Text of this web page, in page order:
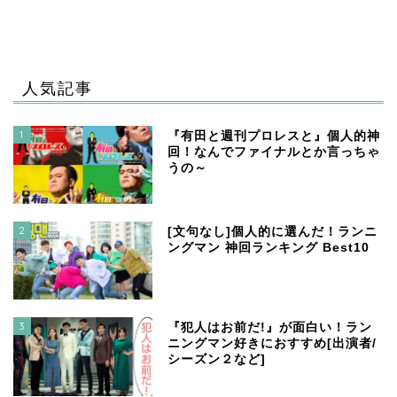
人気記事
1
『有田と週刊プロレスと』個人的神
回！なんでファイナルとか言っちゃ
うの～
2
[文句なし]個人的に選んだ！ランニ
ングマン 神回ランキング Best10
3
『犯人はお前だ!』が面白い！ラン
ニングマン好きにおすすめ[出演者/
シーズン２など]